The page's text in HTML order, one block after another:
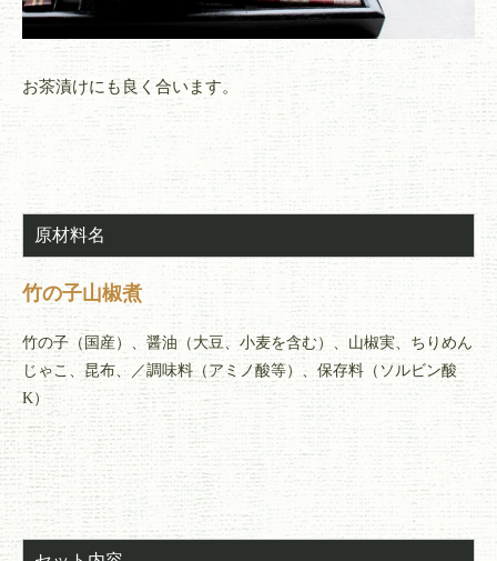
お茶漬けにも良く合います。
原材料名
竹の子山椒煮
竹の子（国産）、醤油（大豆、小麦を含む）、山椒実、ちりめん
じゃこ、昆布、／調味料（アミノ酸等）、保存料（ソルビン酸
K）